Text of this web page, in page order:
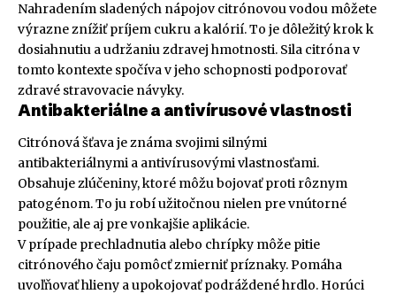
Nahradením sladených nápojov citrónovou vodou môžete
výrazne znížiť príjem cukru a kalórií. To je dôležitý krok k
dosiahnutiu a udržaniu zdravej hmotnosti. Sila citróna v
tomto kontexte spočíva v jeho schopnosti podporovať
zdravé stravovacie návyky.
Antibakteriálne a antivírusové vlastnosti
Citrónová šťava je známa svojimi silnými
antibakteriálnymi a antivírusovými vlastnosťami.
Obsahuje zlúčeniny, ktoré môžu bojovať proti rôznym
patogénom. To ju robí užitočnou nielen pre vnútorné
použitie, ale aj pre vonkajšie aplikácie.
V prípade prechladnutia alebo chrípky môže pitie
citrónového čaju pomôcť zmierniť príznaky. Pomáha
uvoľňovať hlieny a upokojovať podráždené hrdlo. Horúci